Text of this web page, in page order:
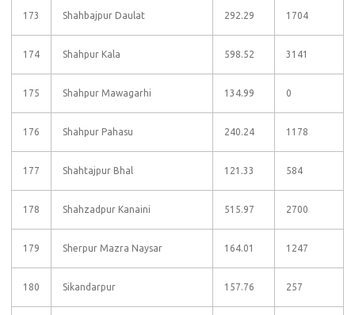
173 Shahbajpur Daulat 292.29 1704
174 Shahpur Kala 598.52 3141
175 Shahpur Mawagarhi 134.99 0
176 Shahpur Pahasu 240.24 1178
177 Shahtajpur Bhal 121.33 584
178 Shahzadpur Kanaini 515.97 2700
179 Sherpur Mazra Naysar 164.01 1247
180 Sikandarpur 157.76 257